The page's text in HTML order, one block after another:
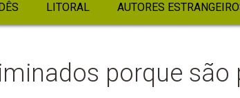
LITORAL AUTORES
porque são